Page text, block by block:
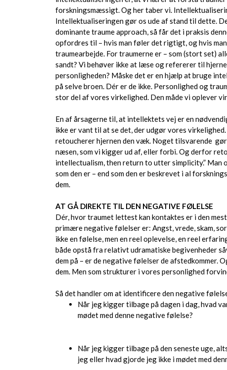
forskningsmæssigt. Og her taber vi.
Intellektualiseringen gør os ude af stand til dette.
dominante traume approach, så får det i praksis
opfordres til – hvis man føler det rigtigt, og hvis
traumearbejde. For traumerne er – som (stort set)
sandt? Vi behøver ikke at læse og refererer til
personligheden? Måske det er en hjælp at bruge
på selve broen. Dér er de ikke. Personlighed og
stor del af vores virkelighed. Den måde vi oplever
En af årsagerne til, at intellektets vej er en
ikke er vant til at se det, der udgør vores
retoucherer hjernen den væk. Noget tilsvarende
næsen, som vi kigger ud af, eller forbi. Og derfor
intellectualism, then return to utter simplicity.” Man
som den er – end som den er beskrevet i al
dem.
AT GÅ DIREKTE TIL DEN NEGATIVE FØLELSE
Dér, hvor traumet lettest kan kontaktes er i den
primære negative følelser er: Angst, vrede, skam,
ikke en følelse, men en reel oplevelse, en reel
både opstå fra relativt udramatiske begivenheder
dem på – er de negative følelser de afstedkommer.
dem. Men som strukturer i vores personlighed
Så det handler om at identificere den negative
Når jeg kigger tilbage på dagen i dag, hvad
mødet med denne negative følelse?
Når jeg kigger tilbage på den seneste uge,
jeg eller hvad gjorde jeg ikke i mødet med